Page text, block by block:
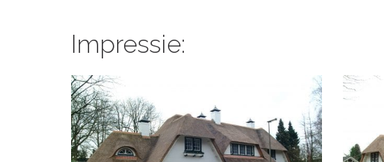
Impressie: